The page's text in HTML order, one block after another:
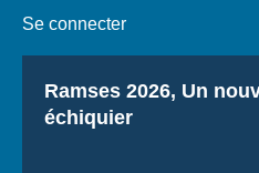
Se connecter
Titre
Ramses 2026, Un
échiquier